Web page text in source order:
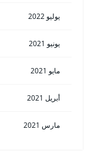
يوليو 2022
يونيو 2021
مايو 2021
أبريل 2021
مارس 2021